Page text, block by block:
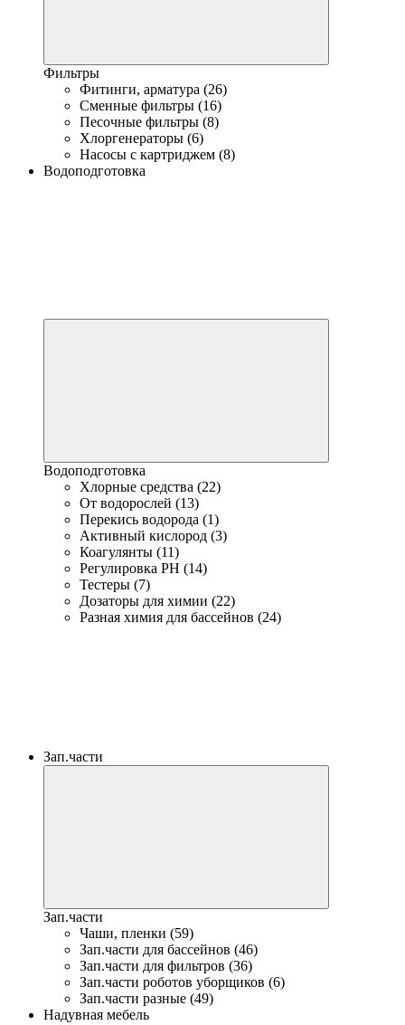
Фильтры
Фитинги, арматура (26)
Сменные фильтры (16)
Песочные фильтры (8)
Хлоргенераторы (6)
Насосы с картриджем (8)
Водоподготовка
Водоподготовка
Хлорные средства (22)
От водорослей (13)
Перекись водорода (1)
Активный кислород (3)
Коагулянты (11)
Регулировка PH (14)
Тестеры (7)
Дозаторы для химии (22)
Разная химия для бассейнов (24)
Зап.части
Зап.части
Чаши, пленки (59)
Зап.части для бассейнов (46)
Зап.части для фильтров (36)
Зап.части роботов уборщиков (6)
Зап.части разные (49)
Надувная мебель